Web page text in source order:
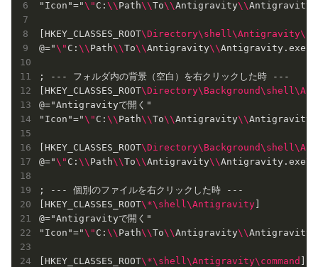
"Icon"="\ " C: \\ Path\\To\\Antigravity\\
[HKEY_CLASSES_ROOT\Directory\ shell \Antigravity\
@="\ " C: \\ Path\\To\\Antigravity\\Antigravity.exe\
; --- フォルダ内の背景（空白）を右クリックした時 ---
[HKEY_CLASSES_ROOT\Directory\ Background\ shell \
@="Antigravityで開く"
"Icon"="\ " C: \\ Path\\To\\Antigravity\\
[HKEY_CLASSES_ROOT\Directory\ Background\ shell \
@="\ " C: \\ Path\\To\\Antigravity\\Antigravity.exe\
; --- 個別のファイルを右クリックした時 ---
[HKEY_CLASSES_ROOT\ *\ shell \Antigravity
@="Antigravityで開く"
"Icon"="\ " C: \\ Path\\To\\Antigravity\\
[HKEY_CLASSES_ROOT\ *\ shell \Antigravity\ command